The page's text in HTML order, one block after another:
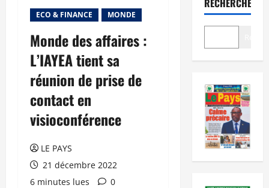
ECO & FINANCE MONDE
Monde des affaires :
L’IAYEA tient sa
réunion de prise de
contact en
visioconférence
LE PAYS
21 décembre 2022
6 minutes lues
0